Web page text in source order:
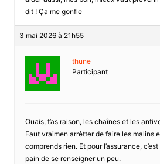
dit ! Ça me gonfle
3 mai 2026 à 21h55
thune
Participant
Ouais, t’as raison, les chaînes et les
Faut vraimen arrêtter de faire les malins
comprends rien. Et pour l’assurance,
pain de se renseigner un peu.